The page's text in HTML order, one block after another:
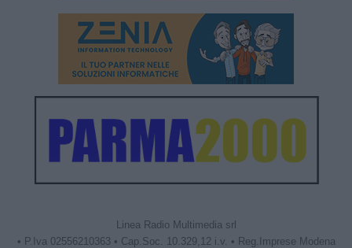
Linea Radio Multimedia srl
• P.Iva 02556210363 • Cap.Soc. 10.329,12 i.v. • Reg.Imprese Modena